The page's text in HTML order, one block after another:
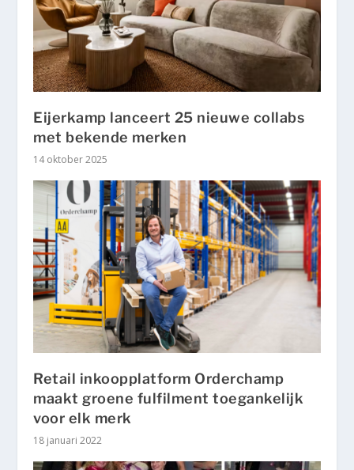
Eijerkamp lanceert 25 nieuwe collabs
met bekende merken
14 oktober 2025
Retail inkoopplatform Orderchamp
maakt groene fulfilment toegankelijk
voor elk merk
18 januari 2022